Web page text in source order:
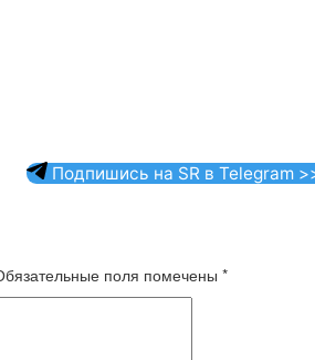
Подпишись на SR в Telegram
поля помечены *